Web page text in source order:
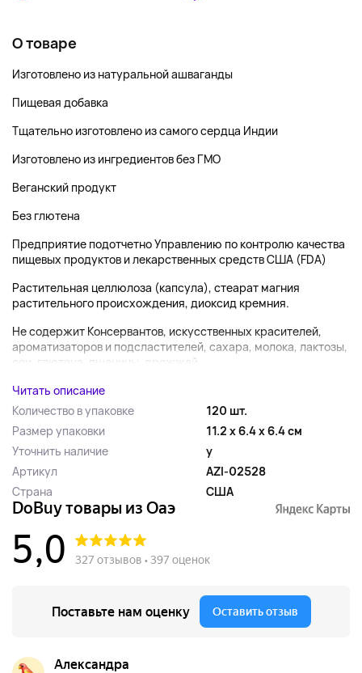
О товаре
Изготовлено из натуральной ашваганды
Пищевая добавка
Тщательно изготовлено из самого сердца Индии
Изготовлено из ингредиентов без ГМО
Веганский продукт
Без глютена
Предприятие подотчетно Управлению по контролю качества
пищевых продуктов и лекарственных средств США (FDA)
Растительная целлюлоза (капсула), стеарат магния
растительного происхождения, диоксид кремния.
Не содержит Консервантов, искусственных красителей,
ароматизаторов и подсластителей, сахара, молока, лактозы,
сои, глютена, пшеницы, дрожжей, ...
Читать описание
Количество в упаковке
120 шт.
Размер упаковки
11.2 x 6.4 x 6.4 см
Уточнить наличие
y
Артикул
AZI-02528
Страна
США